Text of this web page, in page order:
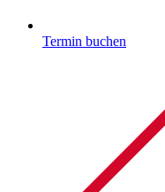
Termin buchen